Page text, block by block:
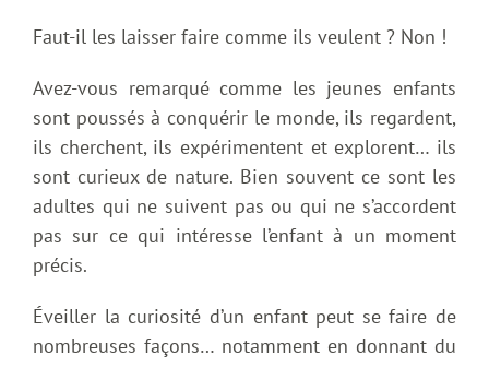
Faut-il les laisser faire comme ils veulent ? Non !
Avez-vous remarqué comme les jeunes enfants
sont poussés à conquérir le monde, ils regardent,
ils cherchent, ils expérimentent et explorent… ils
sont curieux de nature. Bien souvent ce sont les
adultes qui ne suivent pas ou qui ne s’accordent
pas sur ce qui intéresse l’enfant à un moment
précis.
Éveiller la curiosité d’un enfant peut se faire de
nombreuses façons… notamment en donnant du